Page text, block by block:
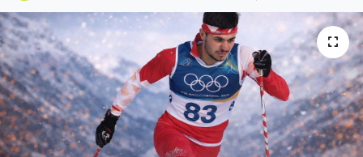
Buz Pateni
Çim Hokeyi
Cimnastik